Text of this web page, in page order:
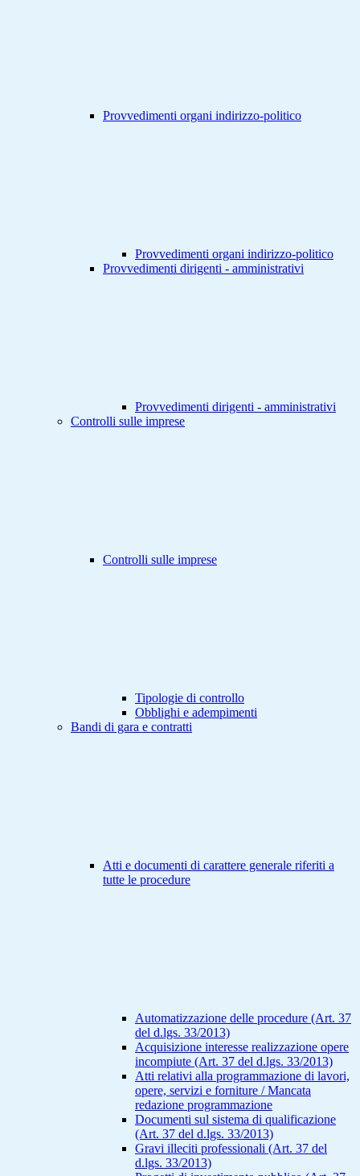
Provvedimenti organi indirizzo-politico
Provvedimenti organi indirizzo-politico
Provvedimenti dirigenti - amministrativi
Provvedimenti dirigenti - amministrativi
Controlli sulle imprese
Controlli sulle imprese
Tipologie di controllo
Obblighi e adempimenti
Bandi di gara e contratti
Atti e documenti di carattere generale riferiti a
tutte le procedure
Automatizzazione delle procedure (Art. 37
del d.lgs. 33/2013)
Acquisizione interesse realizzazione opere
incompiute (Art. 37 del d.lgs. 33/2013)
Atti relativi alla programmazione di lavori,
opere, servizi e forniture / Mancata
redazione programmazione
Documenti sul sistema di qualificazione
(Art. 37 del d.lgs. 33/2013)
Gravi illeciti professionali (Art. 37 del
d.lgs. 33/2013)